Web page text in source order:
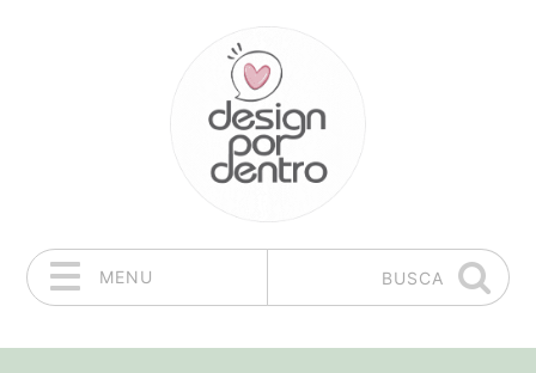
MENU BUSCA